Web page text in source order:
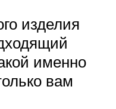
изделия
именно
вам